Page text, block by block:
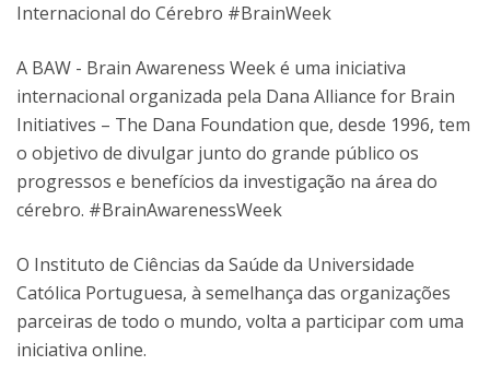
Internacional do Cérebro #BrainWeek
A BAW - Brain Awareness Week é uma iniciativa
internacional organizada pela Dana Alliance for Brain
Initiatives – The Dana Foundation que, desde 1996, tem
o objetivo de divulgar junto do grande público os
progressos e benefícios da investigação na área do
cérebro. #BrainAwarenessWeek
O Instituto de Ciências da Saúde da Universidade
Católica Portuguesa, à semelhança das organizações
parceiras de todo o mundo, volta a participar com uma
iniciativa online.